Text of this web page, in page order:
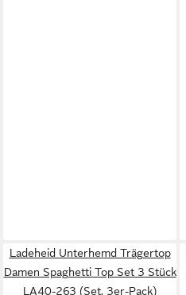
Ladeheid Unterhemd Trägertop
Damen Spaghetti Top Set 3 Stück
LA40-263 (Set, 3er-Pack)